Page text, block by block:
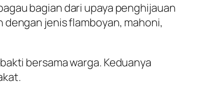
bagian dari upaya penghijauan
jenis flamboyan, mahoni,
bersama warga. Keduanya